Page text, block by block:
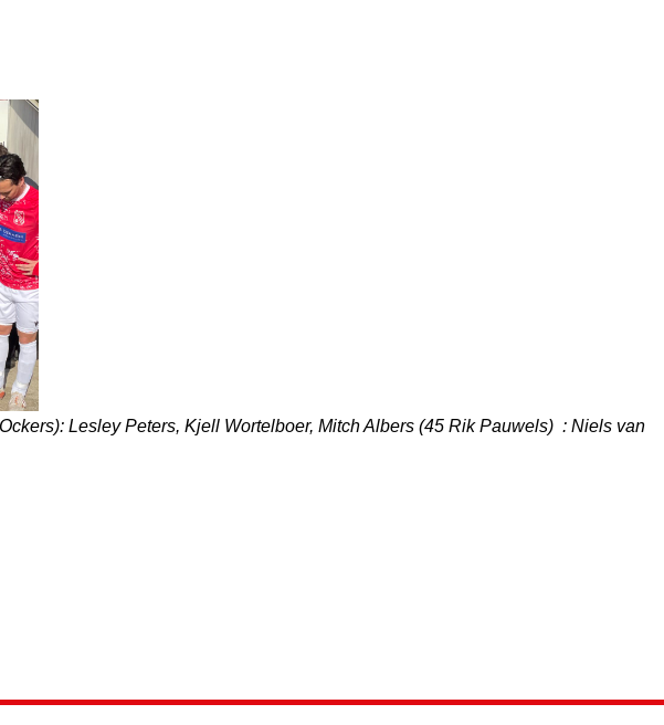
Lesley Peters, Kjell Wortelboer, Mitch Albers (45 Rik Pauwels) : Niels van